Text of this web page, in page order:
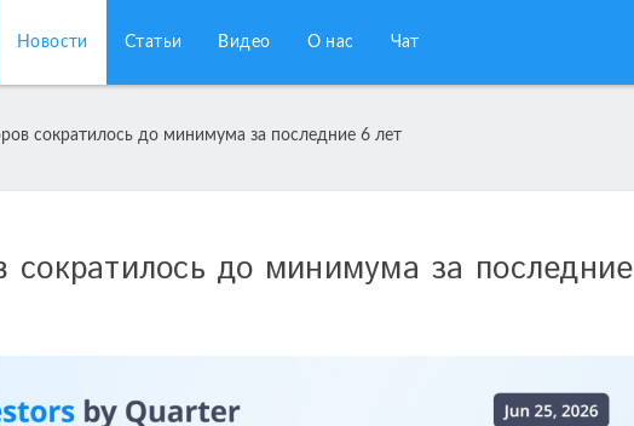
Новости Статьи Видео О нас Чат
сократилось до минимума за последние 6 лет
сократилось до минимума за последние